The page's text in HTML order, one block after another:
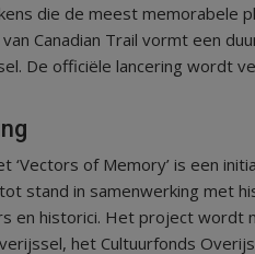
die de meest memorabele
Canadian Trail vormt een
De officiële lancering wordt
‘Vectors of Memory’ is een
stand in samenwerking met
en historici. Het project wordt
het Cultuurfonds